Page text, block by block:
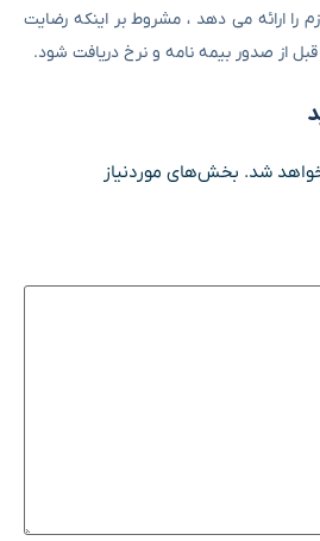
را ارائه می دهد ، مشروط بر اینکه رضایت
از صدور بیمه نامه و نرخ دریافت شود.
شد. بخش‌های موردنیاز